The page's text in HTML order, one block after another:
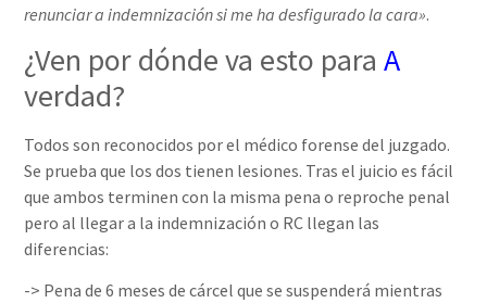
renunciar a indemnización si me ha desfigurado la cara».
¿Ven por dónde va esto paraA
verdad?
Todos son reconocidos por el médico forense del juzgado.
Se prueba que los dos tienen lesiones. Tras el juicio es fácil
que ambos terminen con la misma pena o reproche penal
pero al llegar a la indemnización o RC llegan las
diferencias:
-> Pena de 6 meses de cárcel que se suspenderá mientras